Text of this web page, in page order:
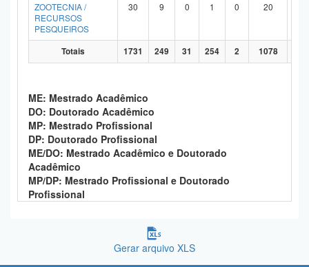
ZOOTECNIA /
RECURSOS
PESQUEIROS
30 9 0 1 0 20
Totais 1731 249 31 254 2 1078
ME: Mestrado Acadêmico
DO: Doutorado Acadêmico
MP: Mestrado Profissional
DP: Doutorado Profissional
ME/DO: Mestrado Acadêmico e Doutorado
Acadêmico
MP/DP: Mestrado Profissional e Doutorado
Profissional
Gerar arquivo XLS